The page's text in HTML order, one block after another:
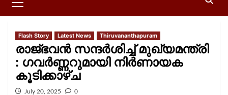
Flash Story Latest News Thiruvananthapuram
രാജ്ഭവന്‍ സന്ദർശിച്ച്‌ മുഖ്യമന്ത്രി
: ഗവർണ്ണറുമായി നിര്‍ണായക
കൂടിക്കാഴ്ച
July 20, 2025 0